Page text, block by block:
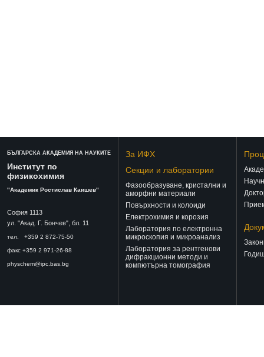
БЪЛГАРСКА АКАДЕМИЯ НА НАУКИТЕ
Институт по
физикохимия
"Академик Ростислав Каишев"
София 1113
ул. "Акад. Г. Бончев", бл. 11
тел. +359 2 872-75-50
факс +359 2 971-26-88
physchem@ipc.bas.bg
За ИФХ
Секции и лаборатории
Фазообразуване, кристални и
аморфни материали
Повърхности и колоиди
Електрохимия и корозия
Лаборатория по електронна
микроскопия и микроанализ
Лаборатория за рентгенови
дифракционни методи и
компютърна томография